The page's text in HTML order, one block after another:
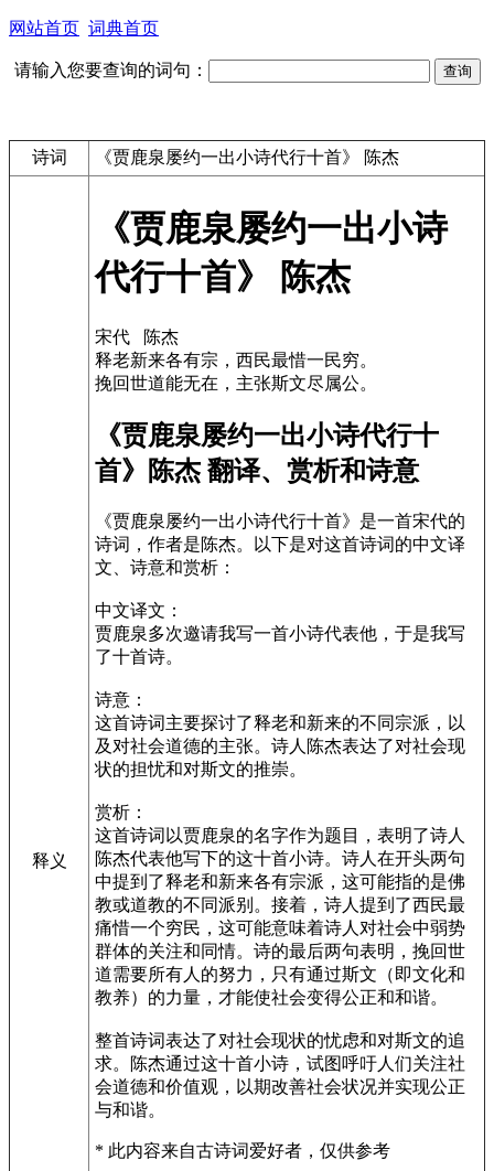
网站首页 词典首页
请输入您要查询的词句：
诗词 《贾鹿泉屡约一出小诗代行十首》 陈杰
释义
《贾鹿泉屡约一出小诗
代行十首》 陈杰
宋代 陈杰
释老新来各有宗，西民最惜一民穷。
挽回世道能无在，主张斯文尽属公。
《贾鹿泉屡约一出小诗代行十
首》陈杰 翻译、赏析和诗意
《贾鹿泉屡约一出小诗代行十首》是一首宋代的
诗词，作者是陈杰。以下是对这首诗词的中文译
文、诗意和赏析：
中文译文：
贾鹿泉多次邀请我写一首小诗代表他，于是我写
了十首诗。
诗意：
这首诗词主要探讨了释老和新来的不同宗派，以
及对社会道德的主张。诗人陈杰表达了对社会现
状的担忧和对斯文的推崇。
赏析：
这首诗词以贾鹿泉的名字作为题目，表明了诗人
陈杰代表他写下的这十首小诗。诗人在开头两句
中提到了释老和新来各有宗派，这可能指的是佛
教或道教的不同派别。接着，诗人提到了西民最
痛惜一个穷民，这可能意味着诗人对社会中弱势
群体的关注和同情。诗的最后两句表明，挽回世
道需要所有人的努力，只有通过斯文（即文化和
教养）的力量，才能使社会变得公正和和谐。
整首诗词表达了对社会现状的忧虑和对斯文的追
求。陈杰通过这十首小诗，试图呼吁人们关注社
会道德和价值观，以期改善社会状况并实现公正
与和谐。
* 此内容来自古诗词爱好者，仅供参考